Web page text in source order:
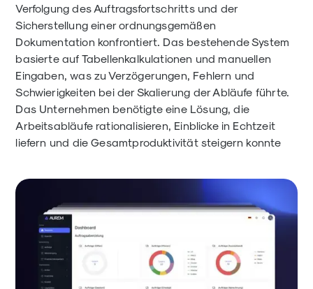
Verfolgung des Auftragsfortschritts und der
Sicherstellung einer ordnungsgemäßen
Dokumentation konfrontiert. Das bestehende System
basierte auf Tabellenkalkulationen und manuellen
Eingaben, was zu Verzögerungen, Fehlern und
Schwierigkeiten bei der Skalierung der Abläufe führte.
Das Unternehmen benötigte eine Lösung, die
Arbeitsabläufe rationalisieren, Einblicke in Echtzeit
liefern und die Gesamtproduktivität steigern konnte